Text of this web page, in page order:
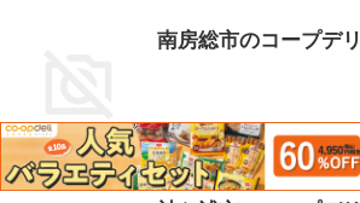
南房総市のコープデリ